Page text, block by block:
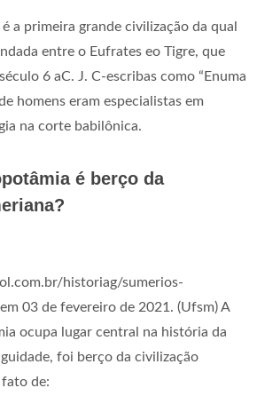
a primeira grande civilização da qual
entre o Eufrates eo Tigre, que
6 aC. J. C-escribas como “Enuma
homens eram especialistas em
na corte babilônica.
é berço da
historiag/sumerios-
03 de fevereiro de 2021. (Ufsm) A
ocupa lugar central na história da
foi berço da civilização
de: